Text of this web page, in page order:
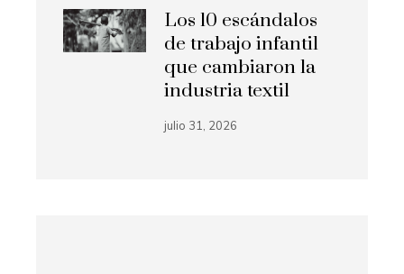
Los 10 escándalos
de trabajo infantil
que cambiaron la
industria textil
julio 31, 2026